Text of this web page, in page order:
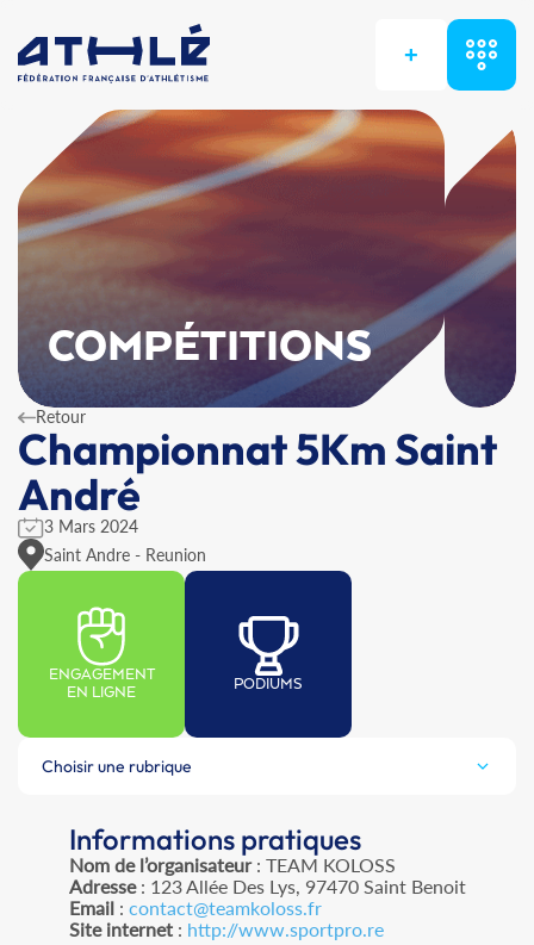
+
COMPÉTITIONS
Retour
Championnat 5Km Saint
André
3 Mars 2024
Saint Andre - Reunion
ENGAGEMENT
EN LIGNE
PODIUMS
Choisir une rubrique
Informations pratiques
Nom de l’organisateur: TEAM KOLOSS
Adresse: 123 Allée Des Lys, 97470 Saint Benoit
Email: contact@teamkoloss.fr
Site internet: http://www.sportpro.re